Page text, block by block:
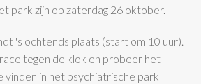
park zijn op zaterdag 26 oktober.
's ochtends plaats (start om 10 uur).
tegen de klok en probeer het
vinden in het psychiatrische park